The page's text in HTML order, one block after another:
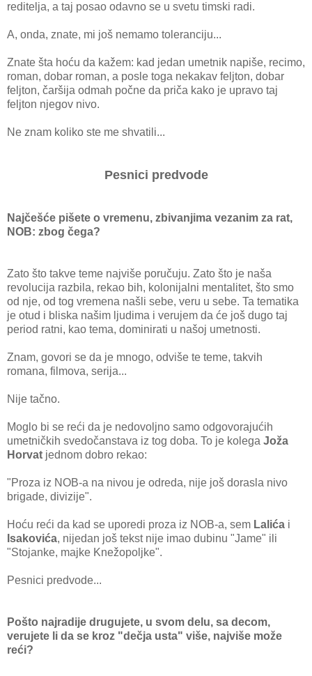
reditelja, a taj posao odavno se u svetu timski radi.
A, onda, znate, mi još nemamo toleranciju...
Znate šta hoću da kažem: kad jedan umetnik napiše, recimo,
roman, dobar roman, a posle toga nekakav feljton, dobar
feljton, čaršija odmah počne da priča kako je upravo taj
feljton njegov nivo.
Ne znam koliko ste me shvatili...
Pesnici predvode
Najčešće pišete o vremenu, zbivanjima vezanim za rat,
NOB: zbog čega?
Zato što takve teme najviše poručuju. Zato što je naša
revolucija razbila, rekao bih, kolonijalni mentalitet, što smo
od nje, od tog vremena našli sebe, veru u sebe. Ta tematika
je otud i bliska našim ljudima i verujem da će još dugo taj
period ratni, kao tema, dominirati u našoj umetnosti.
Znam, govori se da je mnogo, odviše te teme, takvih
romana, filmova, serija...
Nije tačno.
Moglo bi se reći da je nedovoljno samo odgovorajućih
umetničkih svedočanstava iz tog doba. To je kolega Joža
Horvat jednom dobro rekao:
"Proza iz NOB-a na nivou je odreda, nije još dorasla nivo
brigade, divizije".
Hoću reći da kad se uporedi proza iz NOB-a, sem Lalića i
Isakovića, nijedan još tekst nije imao dubinu "Jame" ili
"Stojanke, majke Knežopoljke".
Pesnici predvode...
Pošto najradije drugujete, u svom delu, sa decom,
verujete li da se kroz "dečja usta" više, najviše može
reći?